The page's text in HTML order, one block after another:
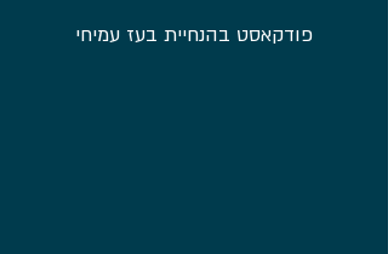
פודקאסט בהנחיית בעז עמיחי